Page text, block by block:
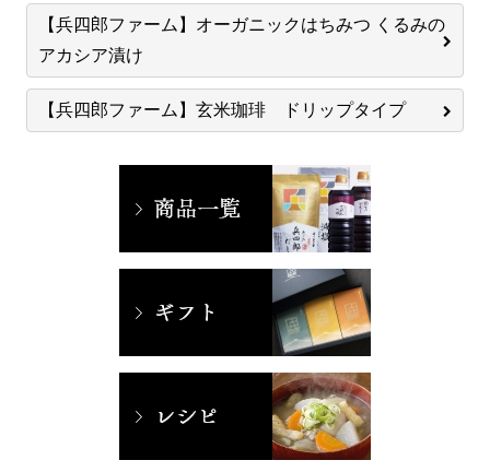
【兵四郎ファーム】オーガニックはちみつ くるみの
アカシア漬け
【兵四郎ファーム】玄米珈琲 ドリップタイプ